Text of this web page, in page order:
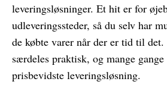
leveringsløsninger. Et hit er for
udleveringssteder, så du selv har
de købte varer når der er tid til det.
særdeles praktisk, og mange
prisbevidste leveringsløsning.